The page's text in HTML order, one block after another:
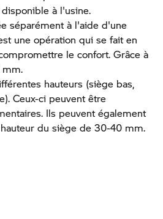
à l'usine.
séparément à l'aide d'une
une opération qui se fait en
le confort. Grâce à
hauteurs (siège bas,
Ceux-ci peuvent être
Ils peuvent également
du siège de 30-40 mm.